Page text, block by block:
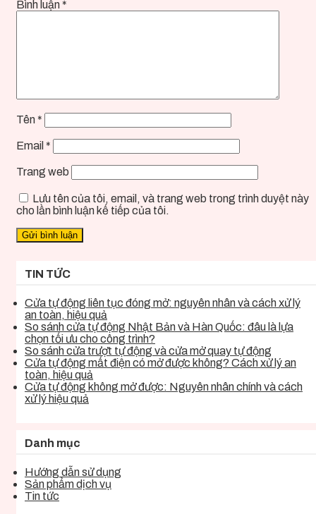
Bình luận *
Tên *
Email *
Trang web
Lưu tên của tôi, email, và trang web trong trình duyệt này
cho lần bình luận kế tiếp của tôi.
TIN TỨC
Cửa tự động liên tục đóng mở: nguyên nhân và cách xử lý
an toàn, hiệu quả
So sánh cửa tự động Nhật Bản và Hàn Quốc: đâu là lựa
chọn tối ưu cho công trình?
So sánh cửa trượt tự động và cửa mở quay tự động
Cửa tự động mất điện có mở được không? Cách xử lý an
toàn, hiệu quả
Cửa tự động không mở được: Nguyên nhân chính và cách
xử lý hiệu quả
Danh mục
Hướng dẫn sử dụng
Sản phẩm dịch vụ
Tin tức